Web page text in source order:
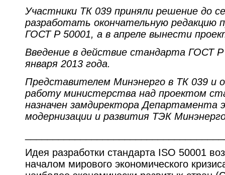
Участники ТК 039 приняли решение до
разработать окончательную редакцию
ГОСТ Р 50001, а в апреле вынести
Введение в действие стандарта ГОСТ Р
января 2013 года.
Представителем Минэнерго в ТК 039 и
работу министерства над проектом
назначен замдиректора Департамента
модернизации и развития ТЭК
Идея разработки стандарта ISO 50001
началом мирового экономического